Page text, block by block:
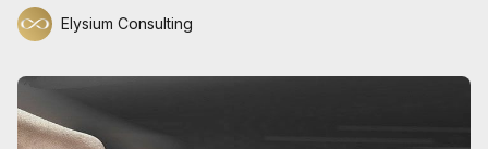
Elysium Consulting